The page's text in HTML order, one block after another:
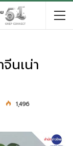
นเน่า
1,496